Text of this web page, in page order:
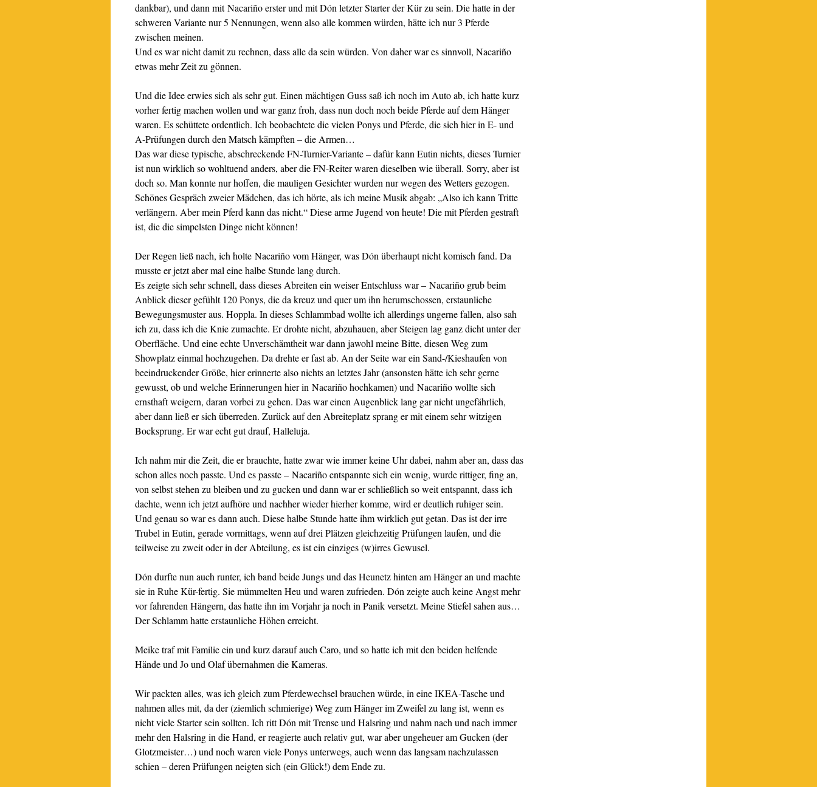
dankbar), und dann mit Nacariño erster und mit Dón letzter Starter der Kür zu sein. Die hatte in der
schweren Variante nur 5 Nennungen, wenn also alle kommen würden, hätte ich nur 3 Pferde
zwischen meinen.
Und es war nicht damit zu rechnen, dass alle da sein würden. Von daher war es sinnvoll, Nacariño
etwas mehr Zeit zu gönnen.
Und die Idee erwies sich als sehr gut. Einen mächtigen Guss saß ich noch im Auto ab, ich hatte kurz
vorher fertig machen wollen und war ganz froh, dass nun doch noch beide Pferde auf dem Hänger
waren. Es schüttete ordentlich. Ich beobachtete die vielen Ponys und Pferde, die sich hier in E- und
A-Prüfungen durch den Matsch kämpften – die Armen…
Das war diese typische, abschreckende FN-Turnier-Variante – dafür kann Eutin nichts, dieses Turnier
ist nun wirklich so wohltuend anders, aber die FN-Reiter waren dieselben wie überall. Sorry, aber ist
doch so. Man konnte nur hoffen, die mauligen Gesichter wurden nur wegen des Wetters gezogen.
Schönes Gespräch zweier Mädchen, das ich hörte, als ich meine Musik abgab: „Also ich kann Tritte
verlängern. Aber mein Pferd kann das nicht.“ Diese arme Jugend von heute! Die mit Pferden gestraft
ist, die die simpelsten Dinge nicht können!
Der Regen ließ nach, ich holte Nacariño vom Hänger, was Dón überhaupt nicht komisch fand. Da
musste er jetzt aber mal eine halbe Stunde lang durch.
Es zeigte sich sehr schnell, dass dieses Abreiten ein weiser Entschluss war – Nacariño grub beim
Anblick dieser gefühlt 120 Ponys, die da kreuz und quer um ihn herumschossen, erstaunliche
Bewegungsmuster aus. Hoppla. In dieses Schlammbad wollte ich allerdings ungerne fallen, also sah
ich zu, dass ich die Knie zumachte. Er drohte nicht, abzuhauen, aber Steigen lag ganz dicht unter der
Oberfläche. Und eine echte Unverschämtheit war dann jawohl meine Bitte, diesen Weg zum
Showplatz einmal hochzugehen. Da drehte er fast ab. An der Seite war ein Sand-/Kieshaufen von
beeindruckender Größe, hier erinnerte also nichts an letztes Jahr (ansonsten hätte ich sehr gerne
gewusst, ob und welche Erinnerungen hier in Nacariño hochkamen) und Nacariño wollte sich
ernsthaft weigern, daran vorbei zu gehen. Das war einen Augenblick lang gar nicht ungefährlich,
aber dann ließ er sich überreden. Zurück auf den Abreiteplatz sprang er mit einem sehr witzigen
Bocksprung. Er war echt gut drauf, Halleluja.
Ich nahm mir die Zeit, die er brauchte, hatte zwar wie immer keine Uhr dabei, nahm aber an, dass das
schon alles noch passte. Und es passte – Nacariño entspannte sich ein wenig, wurde rittiger, fing an,
von selbst stehen zu bleiben und zu gucken und dann war er schließlich so weit entspannt, dass ich
dachte, wenn ich jetzt aufhöre und nachher wieder hierher komme, wird er deutlich ruhiger sein.
Und genau so war es dann auch. Diese halbe Stunde hatte ihm wirklich gut getan. Das ist der irre
Trubel in Eutin, gerade vormittags, wenn auf drei Plätzen gleichzeitig Prüfungen laufen, und die
teilweise zu zweit oder in der Abteilung, es ist ein einziges (w)irres Gewusel.
Dón durfte nun auch runter, ich band beide Jungs und das Heunetz hinten am Hänger an und machte
sie in Ruhe Kür-fertig. Sie mümmelten Heu und waren zufrieden. Dón zeigte auch keine Angst mehr
vor fahrenden Hängern, das hatte ihn im Vorjahr ja noch in Panik versetzt. Meine Stiefel sahen aus…
Der Schlamm hatte erstaunliche Höhen erreicht.
Meike traf mit Familie ein und kurz darauf auch Caro, und so hatte ich mit den beiden helfende
Hände und Jo und Olaf übernahmen die Kameras.
Wir packten alles, was ich gleich zum Pferdewechsel brauchen würde, in eine IKEA-Tasche und
nahmen alles mit, da der (ziemlich schmierige) Weg zum Hänger im Zweifel zu lang ist, wenn es
nicht viele Starter sein sollten. Ich ritt Dón mit Trense und Halsring und nahm nach und nach immer
mehr den Halsring in die Hand, er reagierte auch relativ gut, war aber ungeheuer am Gucken (der
Glotzmeister…) und noch waren viele Ponys unterwegs, auch wenn das langsam nachzulassen
schien – deren Prüfungen neigten sich (ein Glück!) dem Ende zu.